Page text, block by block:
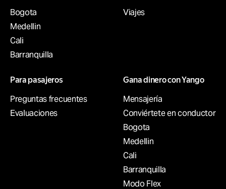
Bogota
Medellin
Cali
Barranquilla
Viajes
Para pasajeros
Preguntas frecuentes
Evaluaciones
Gana dinero con Yango
Mensajería
Conviértete en conductor
Bogota
Medellin
Cali
Barranquilla
Modo Flex